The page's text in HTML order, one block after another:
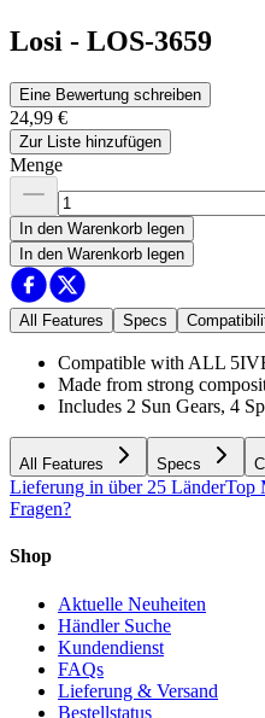
Losi - LOS-3659
Eine Bewertung schreiben
24,99 €
Zur Liste hinzufügen
Menge
In den Warenkorb legen
In den Warenkorb legen
All Features Specs
Compatible with ALL
Made from strong
Includes 2 Sun Gears, 4
All Features Specs
Lieferung in über 25 LänderTop
Fragen?
Shop
Aktuelle Neuheiten
Händler Suche
Kundendienst
FAQs
Lieferung & Versand
Bestellstatus